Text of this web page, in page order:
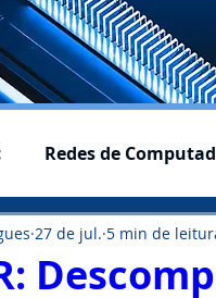
Redes de
Simuladores
27 de jul. 5 min de